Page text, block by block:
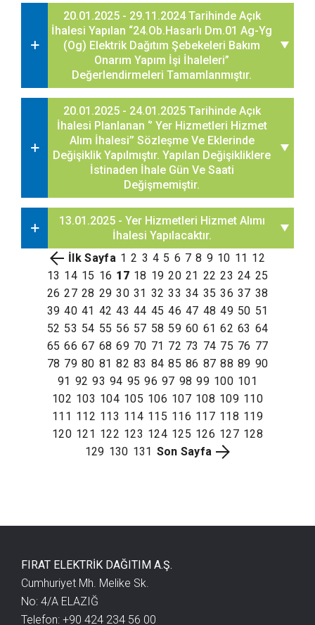
20.01.2025 - 29.11.2024 Tarihinde Açık
İhalesi Yapılan “24.Ob.Hasarlı Dm.01 Ag-Yg
(Og) Elektrik Dağıtım Şebekeleri Bakım
Onarım Yapım İşi İhaleleri”
Değerlendirmeleri Tamamlanmıştır.
20.01.2025 - 24.01.2025 Tarihinde Açık
İhalesi Planlanan ‘’ Yer Hizmetleri Hizmet
Alım İhalesi’’ Sözleşme Ve Eklerinde
Değişiklik Yapılmıştır. Yapılan Değişikliklere
İstinaden İhale Gün Ve Saati
Değişmemiştir.
13.01.2025 - Yer Hizmetleri Hizmet Alımı
İhalesi Yapılacaktır.
İlk Sayfa 1 2 3 4 5 6 7 8 9 10 11 12
13 14 15 16 17 18 19 20 21 22 23 24 25
26 27 28 29 30 31 32 33 34 35 36 37 38
39 40 41 42 43 44 45 46 47 48 49 50 51
52 53 54 55 56 57 58 59 60 61 62 63 64
65 66 67 68 69 70 71 72 73 74 75 76 77
78 79 80 81 82 83 84 85 86 87 88 89 90
91 92 93 94 95 96 97 98 99 100 101
102 103 104 105 106 107 108 109 110
111 112 113 114 115 116 117 118 119
120 121 122 123 124 125 126 127 128
129 130 131 Son Sayfa
FIRAT ELEKTRİK DAĞITIM A.Ş.
Cumhuriyet Mh. Melike Sk.
No: 4/A ELAZIĞ
Telefon: +90 424 234 56 00